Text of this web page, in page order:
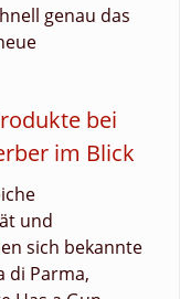
genau das
bei
im Blick
und
sich bekannte
di Parma,